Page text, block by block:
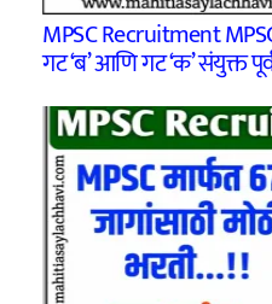
MPSC Recruitment
गट ‘ब’ आणि गट ‘क’ संयुक्त